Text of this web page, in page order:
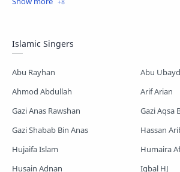
Shopnoshiri
Islamic Singers
Abu Rayhan
Abu
Ahmod Abdullah
Arif Arian
Gazi Anas Rawshan
Gazi Aqsa
Gazi Shabab Bin Anas
Hassan
Hujaifa Islam
Humaira
Husain Adnan
Iqbal HJ